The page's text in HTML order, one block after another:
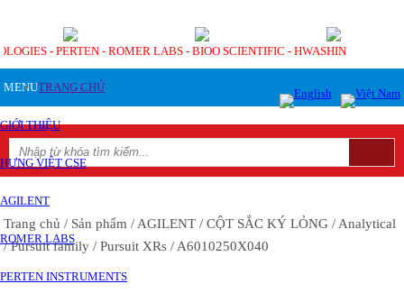
- PERTEN - ROMER LABS - BIOO SCIENTIFIC - HWASHIN
MENUTRANG CHỦ
GIỚI THIỆU
HƯNG VIỆT CSE
AGILENT
ROMER LABS
PERTEN INSTRUMENTS
Trang chủ / Sản phẩm / AGILENT / CỘT SẮC KÝ LỎNG / Analytical
/ Pursuit family / Pursuit XRs / A6010250X040